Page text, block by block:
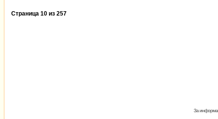
Страница 10 из 257
За